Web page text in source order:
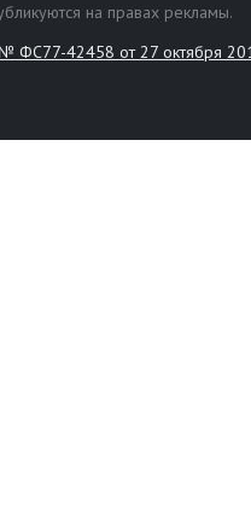
на правах рекламы.
ФС77-42458 от 27 октября